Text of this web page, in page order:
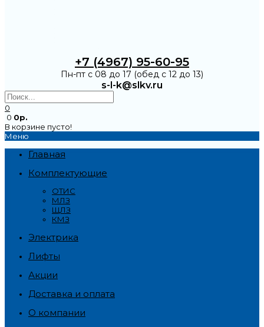
+7 (4967) 95-60-95
Пн-пт с 08 до 17 (обед с 12 до 13)
s-l-k@slkv.ru
0
0 0р.
В корзине пусто!
Меню
Главная
Комплектующие
ОТИС
МЛЗ
ЩЛЗ
КМЗ
Электрика
Лифты
Акции
Доставка и оплата
О компании